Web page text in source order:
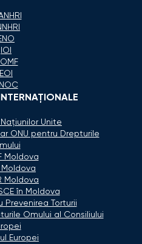
IOI
EOI
Unite
ONU pentru Drepturile
Moldova
Moldova
Moldova
în Moldova
Torturii
Omului al Consiliului
Europei